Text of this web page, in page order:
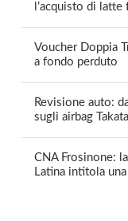
l’acquisto di
Voucher Doppia
a fondo perduto
Revisione auto:
sugli airbag Takata
CNA Frosinone:
Latina intitola